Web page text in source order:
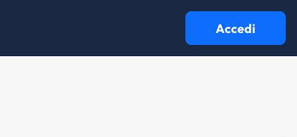
Accedi